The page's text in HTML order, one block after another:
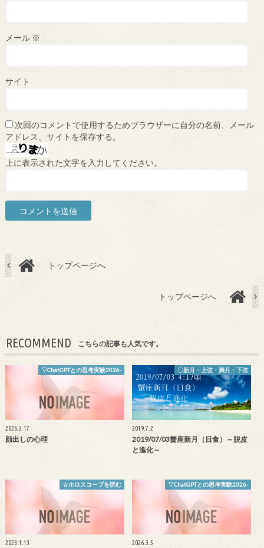
メール ※
サイト
次回のコメントで使用するためブラウザーに自分の名前、メール
アドレス、サイトを保存する。
上に表示された文字を入力してください。
トップページへ
トップページへ
RECOMMEND こちらの記事も人気です。
▽ChatGPTとの思考実験2026-
2026.2.17
顔出しの心理
〇新月・上弦・満月・下弦
2019.7.2
2019/07/03蟹座新月（日食）～脱皮
と進化～
☆ホロスコープを読む
2023.1.13
▽ChatGPTとの思考実験2026-
2026.3.5